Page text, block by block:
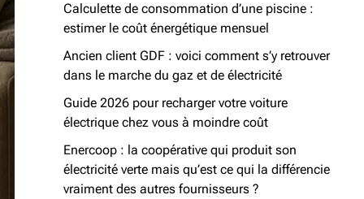
Calculette de consommation d’une piscine :
estimer le coût énergétique mensuel
Ancien client GDF : voici comment s’y retrouver
dans le marche du gaz et de électricité
Guide 2026 pour recharger votre voiture
électrique chez vous à moindre coût
Enercoop : la coopérative qui produit son
électricité verte mais qu’est ce qui la différencie
vraiment des autres fournisseurs ?